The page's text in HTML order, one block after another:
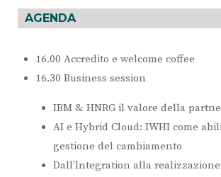
AGENDA
16.00 Accredito e welcome coffee
16.30 Business session
IBM & HNRG il valore della
AI e Hybrid Cloud: IWHI come
gestione del cambiamento
Dall’Integration alla